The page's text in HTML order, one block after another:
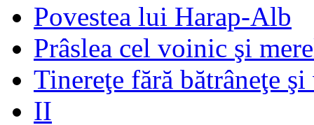
Povestea lui Harap-Alb
Prâslea cel voinic şi
Tinereţe fără bătrâneţe
II